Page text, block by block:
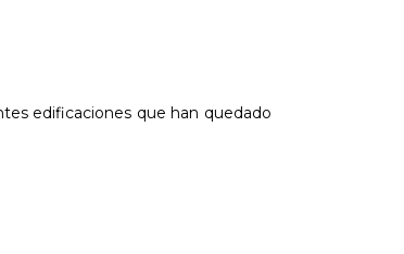
edificaciones que han quedado